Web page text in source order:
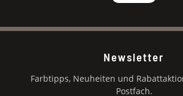
Newsletter
Farbtipps, Neuheiten und
Postfach.